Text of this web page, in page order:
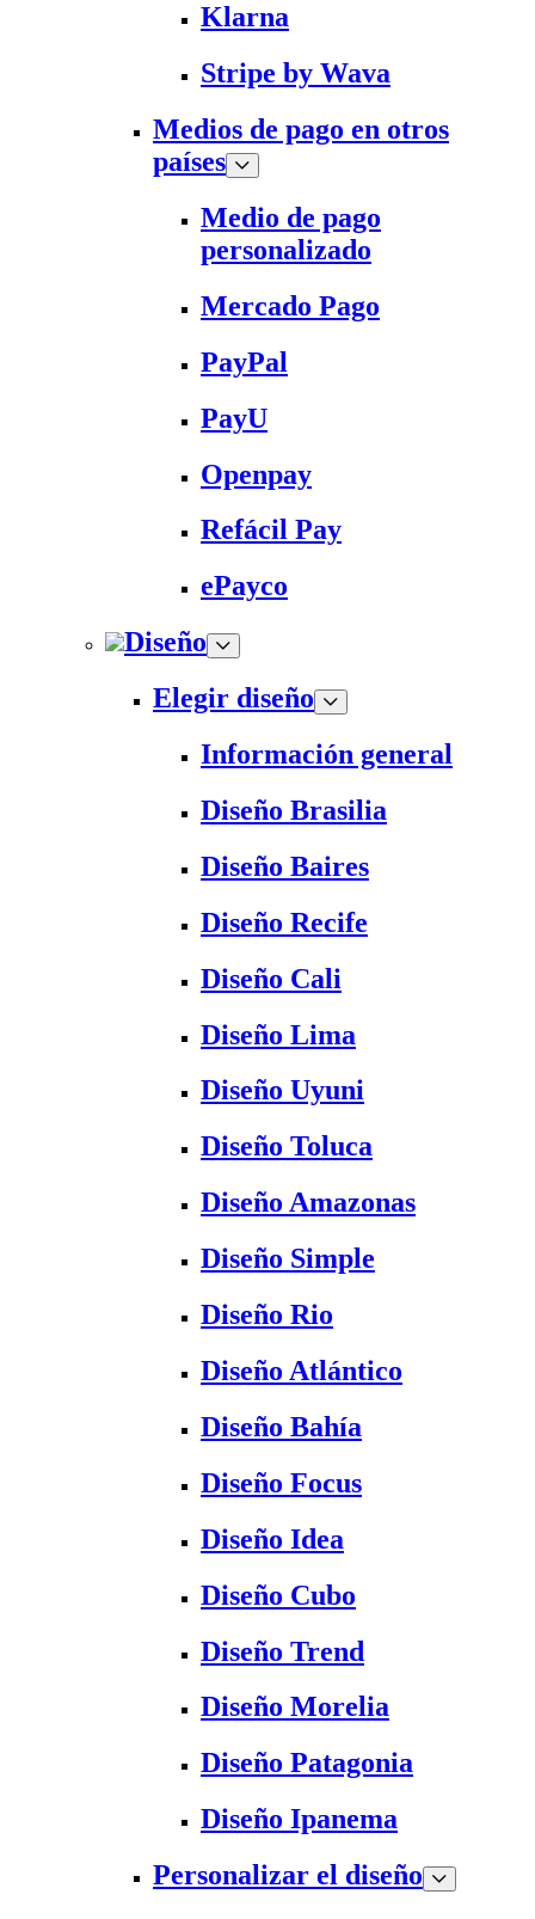
Klarna
Stripe by Wava
Medios de pago en otros
países
Medio de pago
personalizado
Mercado Pago
PayPal
PayU
Openpay
Refácil Pay
ePayco
Diseño
Elegir diseño
Información general
Diseño Brasilia
Diseño Baires
Diseño Recife
Diseño Cali
Diseño Lima
Diseño Uyuni
Diseño Toluca
Diseño Amazonas
Diseño Simple
Diseño Rio
Diseño Atlántico
Diseño Bahía
Diseño Focus
Diseño Idea
Diseño Cubo
Diseño Trend
Diseño Morelia
Diseño Patagonia
Diseño Ipanema
Personalizar el diseño